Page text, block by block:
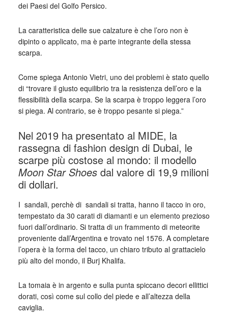
dei Paesi del Golfo Persico.
La caratteristica delle sue calzature è che l’oro non è
dipinto o applicato, ma è parte integrante della stessa
scarpa.
Come spiega Antonio Vietri, uno dei problemi è stato quello
di “trovare il giusto equilibrio tra la resistenza dell’oro e la
flessibilità della scarpa. Se la scarpa è troppo leggera l’oro
si piega. Al contrario, se è troppo pesante si piega.”
Nel 2019 ha presentato al MIDE, la
rassegna di fashion design di Dubai, le
scarpe più costose al mondo: il modello
Moon Star Shoesdal valore di 19,9 milioni
di dollari.
I sandali, perchè di sandali si tratta, hanno il tacco in oro,
tempestato da 30 carati di diamanti e un elemento prezioso
fuori dall’ordinario. Si tratta di un frammento di meteorite
proveniente dall’Argentina e trovato nel 1576. A completare
l’opera è la forma del tacco, un chiaro tributo al grattacielo
più alto del mondo, il Burj Khalifa.
La tomaia è in argento e sulla punta spiccano decori ellittici
dorati, così come sul collo del piede e all’altezza della
caviglia.